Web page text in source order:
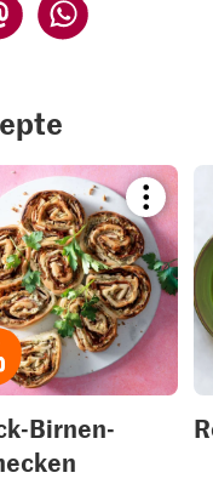
recipe
or
add
it
to
your
Birnen-